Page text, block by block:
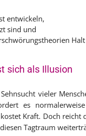
entwickeln,
sind und
sich als Illusion
vieler
es
Kraft. Doch
Tagtraum